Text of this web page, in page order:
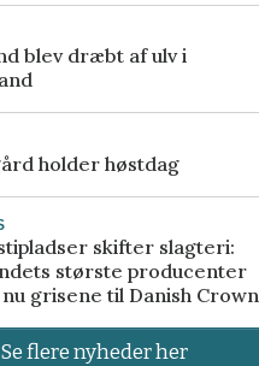
blev dræbt af ulv i
holder høstdag
skifter slagteri:
største producenter
grisene til Danish Crown
Se flere nyheder her